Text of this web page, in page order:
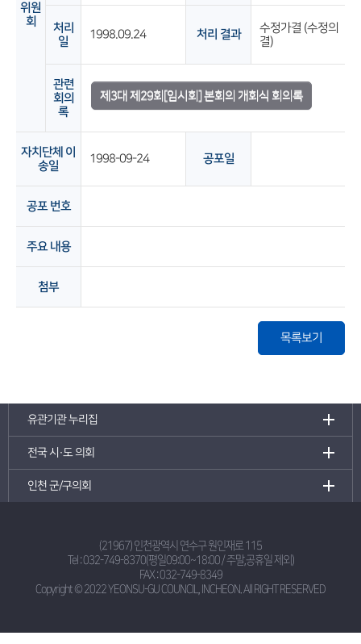
위원
회
처리
일
1998.09.24 처리 결과
수정가결 (수정의
결)
관련
회의
록
제3대 제29회[임시회] 본회의 개회식 회의록
자치단체 이
송일
1998-09-24 공포일
공포 번호
주요 내용
첨부
목록보기
유관기관 누리집
전국 시·도 의회
인천 군/구의회
(21967) 인천광역시 연수구 원인재로 115
Tel :032-749-8370(평일09:00~18:00 / 주말,공휴일 제외)
FAX : 032-749-8349
Copyright © 2022 YEONSU-GU COUNCIL, INCHEON. All RIGHT RESERVED